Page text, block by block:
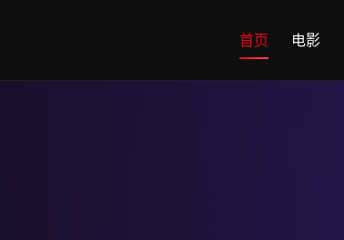
首页 电影